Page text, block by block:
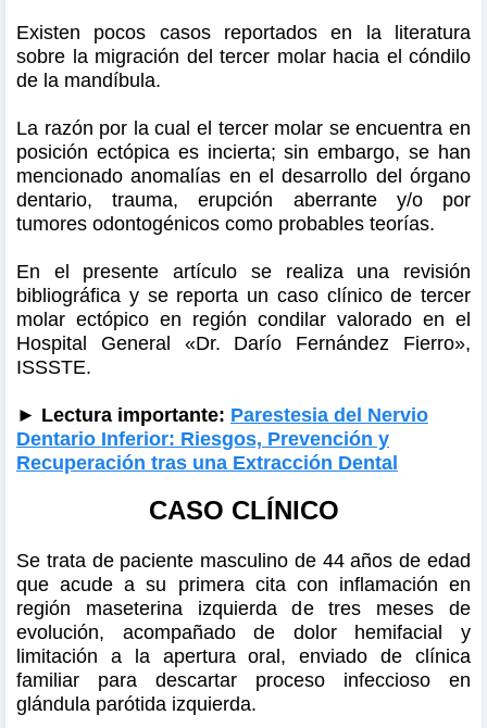
Existen pocos casos reportados en la literatura
sobre la migración del tercer molar hacia el cóndilo
de la mandíbula.
La razón por la cual el tercer molar se encuentra en
posición ectópica es incierta; sin embargo, se han
mencionado anomalías en el desarrollo del órgano
dentario, trauma, erupción aberrante y/o por
tumores odontogénicos como probables teorías.
En el presente artículo se realiza una revisión
bibliográfica y se reporta un caso clínico de tercer
molar ectópico en región condilar valorado en el
Hospital General «Dr. Darío Fernández Fierro»,
ISSSTE.
► Lectura importante: Parestesia del Nervio
Dentario Inferior: Riesgos, Prevención y
Recuperación tras una Extracción Dental
CASO CLÍNICO
Se trata de paciente masculino de 44 años de edad
que acude a su primera cita con inflamación en
región maseterina izquierda de tres meses de
evolución, acompañado de dolor hemifacial y
limitación a la apertura oral, enviado de clínica
familiar para descartar proceso infeccioso en
glándula parótida izquierda.